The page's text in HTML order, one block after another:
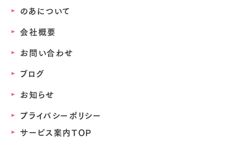
のあについて
会社概要
お問い合わせ
ブログ
お知らせ
プライバシーポリシー
サービス案内TOP